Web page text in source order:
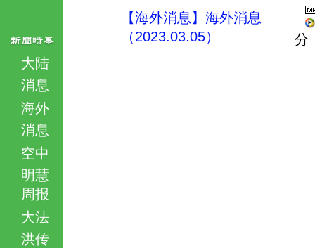
大陆
消息
海外
消息
空中
明慧
周报
大法
洪传
【海外消息】海外消息
（2023.03.05）
分